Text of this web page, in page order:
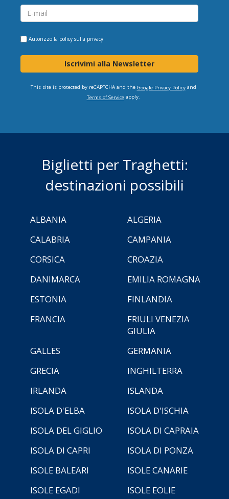
Autorizzo la policy sulla privacy
Iscrivimi alla Newsletter
This site is protected by reCAPTCHA and the Google Privacy Policyand
Terms of Serviceapply.
Biglietti per Traghetti:
destinazioni possibili
ALBANIA
ALGERIA
CALABRIA
CAMPANIA
CORSICA
CROAZIA
DANIMARCA
EMILIA ROMAGNA
ESTONIA
FINLANDIA
FRANCIA
FRIULI VENEZIA
GIULIA
GALLES
GERMANIA
GRECIA
INGHILTERRA
IRLANDA
ISLANDA
ISOLA D'ELBA
ISOLA D'ISCHIA
ISOLA DEL GIGLIO
ISOLA DI CAPRAIA
ISOLA DI CAPRI
ISOLA DI PONZA
ISOLE BALEARI
ISOLE CANARIE
ISOLE EGADI
ISOLE EOLIE